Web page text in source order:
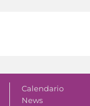
Calendario
News